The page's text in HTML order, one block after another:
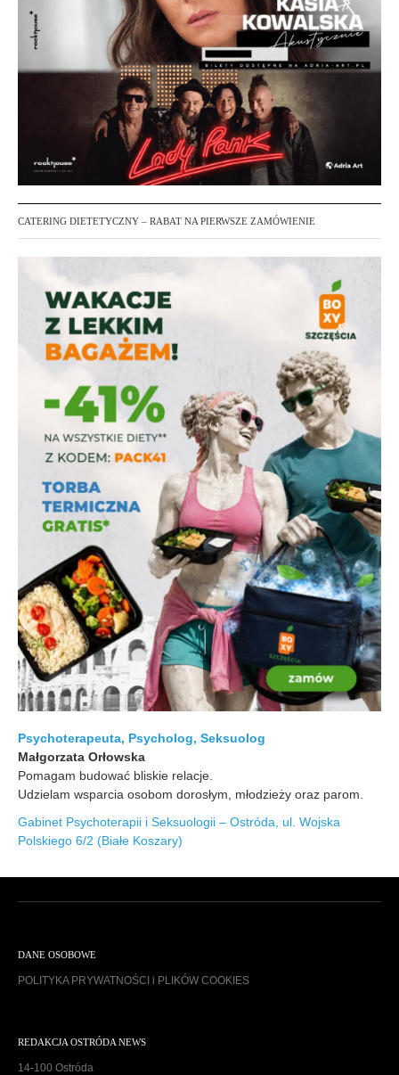
CATERING DIETETYCZNY – RABAT NA PIERWSZE ZAMÓWIENIE
Psychoterapeuta, Psycholog, Seksuolog
Małgorzata Orłowska
Pomagam budować bliskie relacje.
Udzielam wsparcia osobom dorosłym, młodzieży oraz parom.
Gabinet Psychoterapii i Seksuologii – Ostróda, ul. Wojska
Polskiego 6/2 (Białe Koszary)
DANE OSOBOWE
POLITYKA PRYWATNOŚCI i PLIKÓW COOKIES
REDAKCJA OSTRÓDA NEWS
14-100 Ostróda